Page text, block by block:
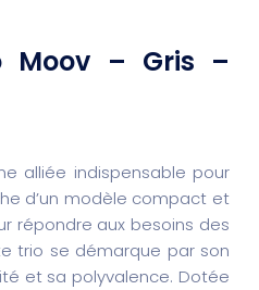
Moov – Gris –
alliée indispensable pour
d’un modèle compact et
répondre aux besoins des
trio se démarque par son
et sa polyvalence. Dotée